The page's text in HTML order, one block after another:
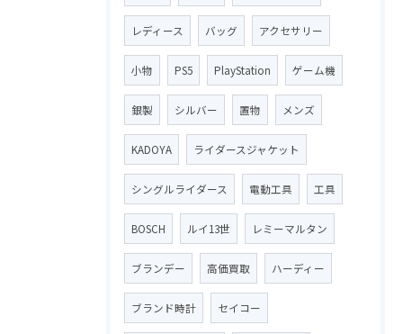
レディース バッグ アクセサリー
小物 PS5 PlayStation ゲーム機
銀製 シルバー 置物 メンズ
KADOYA ライダースジャケット
シングルライダース 電動工具 工具
BOSCH ルイ13世 レミーマルタン
ブランデー 高価買取 ハーディー
ブランド時計 セイコー